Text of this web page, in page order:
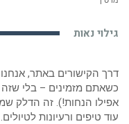
גילוי נאות
דרך הקישורים באתר,
כשאתם מזמינים – בלי
אפילו הנחות!). זה הדלק
עוד טיפים ורעיונות